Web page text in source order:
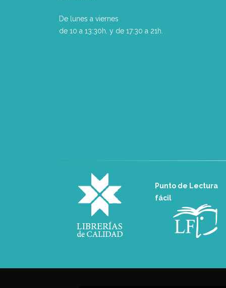
De lunes a viernes
de 10 a 13:30h. y de 17:30 a 21h.
Punto de Lectura
fácil